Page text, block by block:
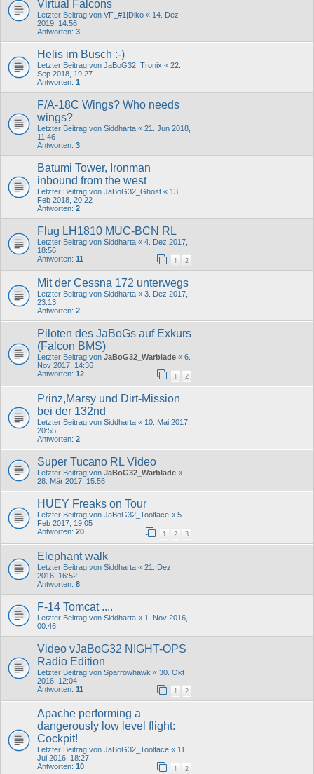
Virtual Falcons
Letzter Beitrag von VF_#1|Diko « 14. Dez
2019, 14:56
Antworten: 3
Helis im Busch :-)
Letzter Beitrag von JaBoG32_Tronix « 22.
Sep 2018, 19:27
Antworten: 1
F/A-18C Wings? Who needs
wings?
Letzter Beitrag von Siddharta « 21. Jun 2018,
11:46
Antworten: 3
Batumi Tower, Ironman
inbound from the west
Letzter Beitrag von JaBoG32_Ghost « 13.
Feb 2018, 20:22
Antworten: 2
Flug LH1810 MUC-BCN RL
Letzter Beitrag von Siddharta « 4. Dez 2017,
18:56
Antworten: 11 1 2
Mit der Cessna 172 unterwegs
Letzter Beitrag von Siddharta « 3. Dez 2017,
23:13
Antworten: 2
Piloten des JaBoGs auf Exkurs
(Falcon BMS)
Letzter Beitrag von JaBoG32_Warblade « 6.
Nov 2017, 14:36
Antworten: 12 1 2
Prinz,Marsy und Dirt-Mission
bei der 132nd
Letzter Beitrag von Siddharta « 10. Mai 2017,
20:55
Antworten: 2
Super Tucano RL Video
Letzter Beitrag von JaBoG32_Warblade «
28. Mär 2017, 15:56
HUEY Freaks on Tour
Letzter Beitrag von JaBoG32_Toolface « 5.
Feb 2017, 19:05
Antworten: 20 1 2 3
Elephant walk
Letzter Beitrag von Siddharta « 21. Dez
2016, 16:52
Antworten: 8
F-14 Tomcat ....
Letzter Beitrag von Siddharta « 1. Nov 2016,
00:46
Video vJaBoG32 NIGHT-OPS
Radio Edition
Letzter Beitrag von Sparrowhawk « 30. Okt
2016, 12:04
Antworten: 11 1 2
Apache performing a
dangerously low level flight:
Cockpit!
Letzter Beitrag von JaBoG32_Toolface « 11.
Jul 2016, 18:27
Antworten: 10 1 2